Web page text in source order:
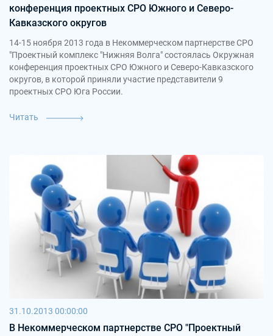
конференция проектных СРО Южного и Северо-
Кавказского округов
14-15 ноября 2013 года в Некоммерческом партнерстве СРО
"Проектный комплекс "Нижняя Волга" состоялась Окружная
конференция проектных СРО Южного и Северо-Кавказского
округов, в которой приняли участие представители 9
проектных СРО Юга России.
Читать
31.10.2013 00:00:00
В Некоммерческом партнерстве СРО "Проектный